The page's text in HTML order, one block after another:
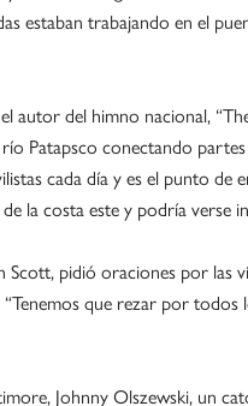
estaban trabajando en el
autor del himno nacional,
Patapsco conectando
cada día y es el punto
la costa este y podría verse
Scott, pidió oraciones por las
“Tenemos que rezar por
Johnny Olszewski, un